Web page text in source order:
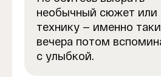
необычный сюжет или
технику — именно
вечера потом
с улыбкой.